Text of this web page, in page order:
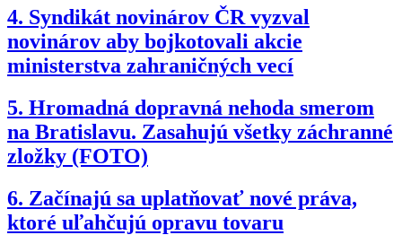
4. Syndikát novinárov ČR vyzval
novinárov aby bojkotovali akcie
ministerstva zahraničných vecí
5. Hromadná dopravná nehoda smerom
na Bratislavu. Zasahujú všetky záchranné
zložky (FOTO)
6. Začínajú sa uplatňovať nové práva,
ktoré uľahčujú opravu tovaru